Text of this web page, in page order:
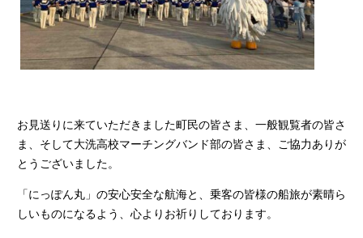
お見送りに来ていただきました町民の皆さま、一般観覧者の皆さ
ま、そして大洗高校マーチングバンド部の皆さま、ご協力ありが
とうございました。
「にっぽん丸」の安心安全な航海と、乗客の皆様の船旅が素晴ら
しいものになるよう、心よりお祈りしております。